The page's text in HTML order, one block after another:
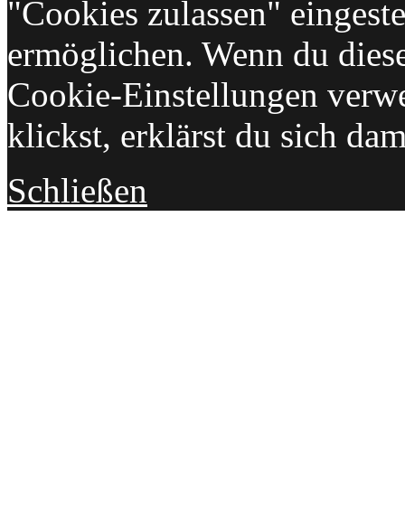
"Cookies zulassen"
ermöglichen. Wenn du
Cookie-Einstellungen
klickst, erklärst du sich
Schließen